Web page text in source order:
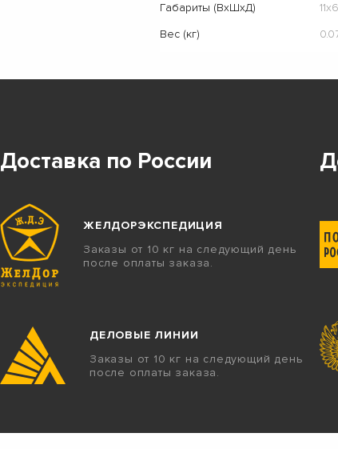
Габариты (ВхШхД)
Вес (кг)
Доставка по России
ЖЕЛДОРЭКСПЕДИЦИЯ
Заказы от 10 кг на следующий день
после оплаты заказа.
ДЕЛОВЫЕ ЛИНИИ
Заказы от 10 кг на следующий день
после оплаты заказа.